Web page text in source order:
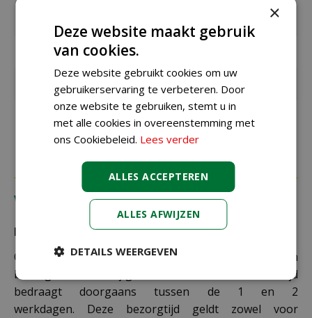
Garantie 5 jaar
Materiaal PVC
Constructie schanier
Verzending
Bezorging:
Om uw bestelling goed en veilig bij u thuis te laten
bezorgen maken wij gebruik van PostNL. De levertijd
bedraagt doorgaans tussen de 1 en 2
werkdagen. Deze bezorgtijd geldt zowel voor
×
Deze website maakt gebruik
van cookies.
Deze website gebruikt cookies om uw
gebruikerservaring te verbeteren. Door
onze website te gebruiken, stemt u in
met alle cookies in overeenstemming met
ons Cookiebeleid. Lees verder
ALLES ACCEPTEREN
ALLES AFWIJZEN
DETAILS WEERGEVEN